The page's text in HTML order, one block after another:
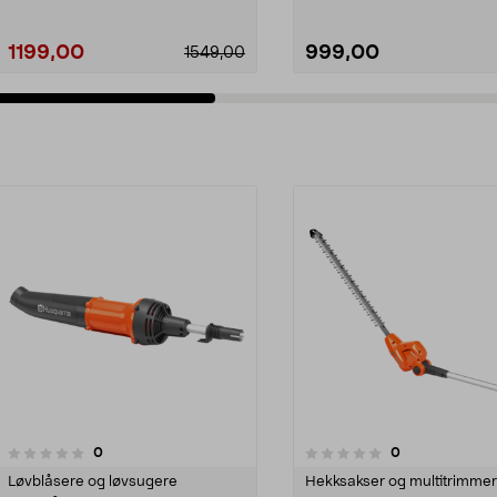
1199,00 1549,00 999,00
0anmeldelser
Løvblåsere og løvsugere
0.0 av 5 stjerner 0anmeldelser
Hekksakser og
0.0 av 5 stjerner